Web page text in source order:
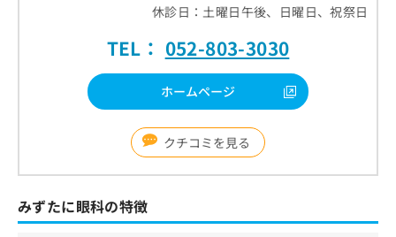
休診日：土曜日午後、日曜日、祝祭日
TEL： 052-803-3030
ホームページ
クチコミを見る
みずたに眼科の特徴